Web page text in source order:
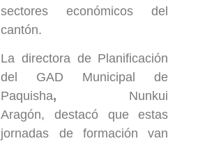
sectores económicos del
cantón.
La directora de Planificación
del GAD Municipal de
Paquisha, Nunkui
Aragón, destacó que estas
jornadas de formación van